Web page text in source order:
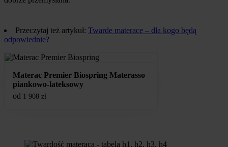
Przeczytaj też artykuł: Twarde materace – dla kogo będą
odpowiednie?
Materac Premier Biospring Materasso
piankowo-lateksowy
od 1 908 zł